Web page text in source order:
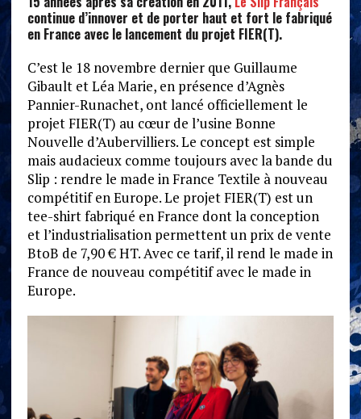
continue d’innover et de porter haut et fort le fabriqué
en France avec le lancement du projet FIER(T).
C’est le 18 novembre dernier que Guillaume
Gibault et Léa Marie, en présence d’Agnès
Pannier-Runachet, ont lancé officiellement le
projet FIER(T) au cœur de l’usine Bonne
Nouvelle d’Aubervilliers. Le concept est simple
mais audacieux comme toujours avec la bande du
Slip : rendre le made in France Textile à nouveau
compétitif en Europe. Le projet FIER(T) est un
tee-shirt fabriqué en France dont la conception
et l’industrialisation permettent un prix de vente
BtoB de 7,90 € HT. Avec ce tarif, il rend le made in
France de nouveau compétitif avec le made in
Europe.